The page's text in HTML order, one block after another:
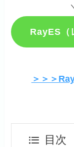
RayES（
＞＞＞
目次